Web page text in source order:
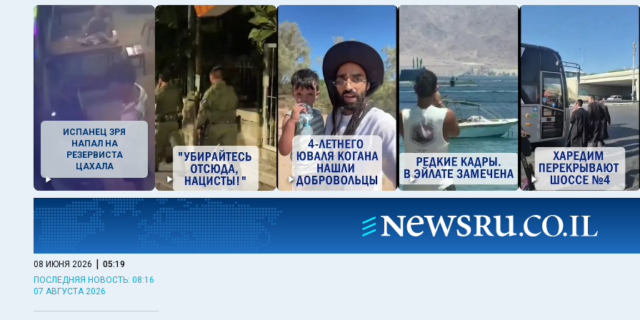
ИСПАНЕЦ ЗРЯ
НАПАЛ НА
РЕЗЕРВИСТА
ЦАХАЛА
08 ИЮНЯ 2026 | 05:19
ПОСЛЕДНЯЯ НОВОСТЬ: 08:16
07 АВГУСТА 2026